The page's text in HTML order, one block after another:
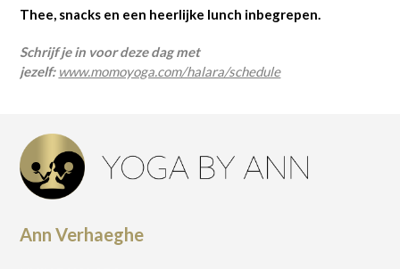
Thee, snacks en een heerlijke lunch inbegrepen.
Schrijf je in voor deze dag met
jezelf: www.momoyoga.com/halara/schedule
Ann Verhaeghe